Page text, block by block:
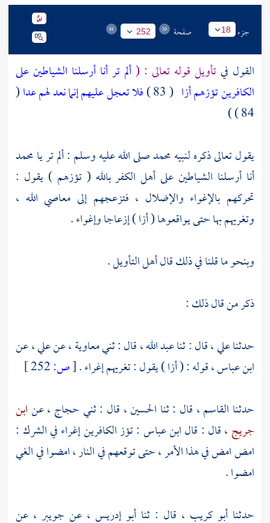
جزء 18 صفحة 252
القول فيتأويل قوله تعالى : (ألم تر أنا أرسلنا الشياطين على
الكافرين تؤزهم أزا ( 83 ) فلا تعجل عليهم إنما نعد لهم عدا(
84 ) )
يقول تعالى ذكره لنبيهمحمدصلى الله عليه وسلم : ألم تر يامحمد
أنا أرسلنا الشياطين على أهل الكفر بالله ( تؤزهم ) يقول :
تحركهم بالإغواء والإضلال ، فتزعجهم إلى معاصي الله ،
وتغريهم بها حتى يواقعوها ( أزا ) إزعاجا وإغواء .
وبنحو ما قلنا في ذلك قال أهل التأويل .
ذكر من قال ذلك :
حدثناعلي ،قال : ثناعبد الله ،قال : ثنيمعاوية ،عنعلي ،عن
ابن عباس ،قوله : ( أزا ) يقول : تغريهم إغراء .[ص:
حدثنا القاسم ، قال : ثنا الحسين ، قال : ثنيحجاج ،عنابن
جريج ،قال : قالابن عباس : تؤز الكافرين إغراء في الشرك :
امض امض في هذا الأمر ، حتى توقعهم في النار ، امضوا في الغي
امضوا .
حدثناأبو كريب ، قال : ثنا أبو إدريس ، عن جويبر ، عن